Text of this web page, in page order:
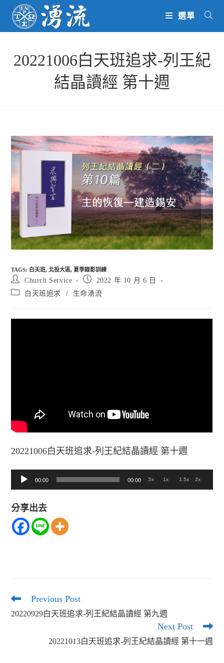
content
選單
20221006白天班追求-列王紀
結晶讀經 第十週
TAGS: 白天班, 北投大區, 夏季錄影訓練
Post
author:
Church Service
Post
published:
2022 年 10 月 6 日
Post
白天班追求 / 生命湧流
20221006白天班追求-列王紀結晶讀經 第十週
播
放
00:00 00:00 .5x 1x 1.5x 2x
分享出去
Read
articles
Previous Post
20220929白天班追求-列王紀結晶讀經 第九週
Next Post
20221013白天班追求-列王紀結晶讀經 第十一週